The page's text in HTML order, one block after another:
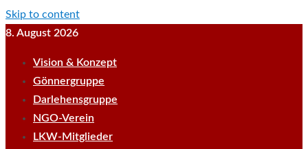
Skip to content
8. August 2026
Vision & Konzept
Gönnergruppe
Darlehensgruppe
NGO-Verein
LKW-Mitglieder